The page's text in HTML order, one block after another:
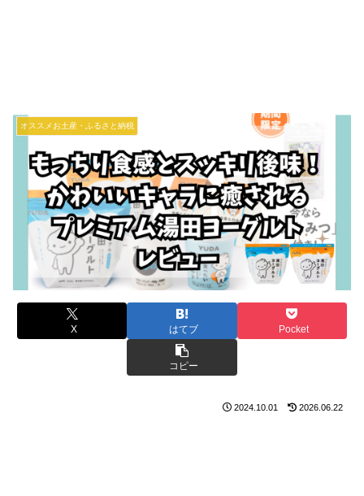
オススメお土産・ふるさと納税
X はてブ Pocket
コピー
2024.10.01 2026.06.22